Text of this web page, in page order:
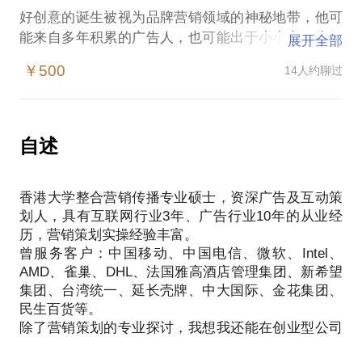
好创意的诞生被视为品牌营销领域的神秘地带，他可
能来自多年积累的广告人，也可能出于小小实习生，
但是，营销策划者的使命不只是让创意诞生，更是要
播策划，去提升品牌、推动销售、并为企业带来更远
的未来。
传说中的“少花钱，大影响”如何实现；
要创新玩法，更要简洁执行；
高逼格形象和实实在在的KPI能否好好相处；
或带着你的品牌任务、创业项目、PPT，帮你一起过
过堂。
希望之前你能简述自己的疑问，或发给我邮箱更多资
料，我会在见面沟通前仔细阅读，提高我们的交流效
展开全部
￥500 14人约聊过
自述
香港大学整合营销传播专业硕士，资深广告及互动策
划人，具有互联网行业3年、广告行业10年的从业经
历，营销策划实操经验丰富。
曾服务客户：中国移动、中国电信、微软、Intel、
AMD、雀巢、DHL、法国雅高酒店管理集团、新希望
集团、台湾统一、延长壳牌、中大国际、金花集团、
民生百货等。
除了营销策划的专业探讨，我想我还能在创业型公司